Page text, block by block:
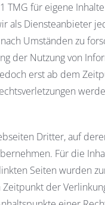
TMG für eigene
als Diensteanbieter
Umständen zu
der Nutzung von
erst ab dem
Dritter, auf
Für die
Seiten wurden
der